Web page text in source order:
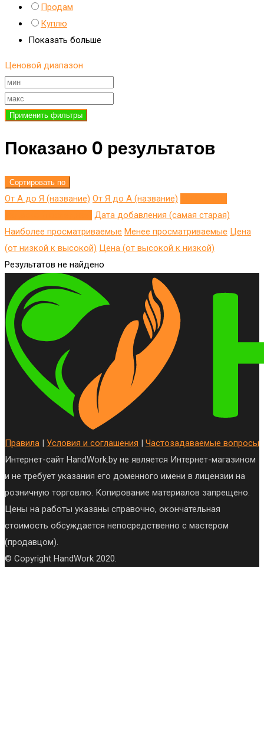
Продам
Куплю
Показать больше
Ценовой диапазон
Применить фильтры
Показано 0 результатов
Сортировать по
От А до Я (название) От Я до A (название)
Дата добавления (самая старая)
Наиболее просматриваемые Менее просматриваемые Цена
(от низкой к высокой) Цена (от высокой к низкой)
Результатов не найдено
Правила | Условия и соглашения | Частозадаваемые вопросы
Интернет-сайт HandWork.by не является Интернет-магазином
и не требует указания его доменного имени в лицензии на
розничную торговлю. Копирование материалов запрещено.
Цены на работы указаны справочно, окончательная
стоимость обсуждается непосредственно с мастером
(продавцом).
© Copyright HandWork 2020.